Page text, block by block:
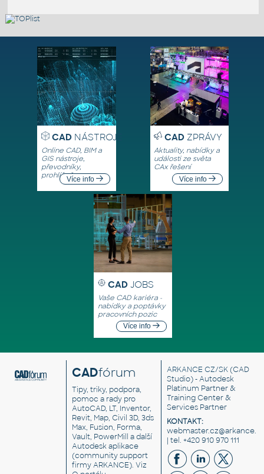
CADNÁSTROJE
Online CAD, BIM a
GIS nástroje,
převodníky,
prohlížečeVíce info
CADZPRÁVY
Aktuality, nabídky a
události ze světa
CAx řešení
Více info
CAD JOBS
Vaše CAD kariéra -
nabídky a poptávky
pracovních pozic
Více info
CADfórum
Tipy, triky, podpora,
pomoc a rady pro
AutoCAD, LT, Inventor,
Revit, Map, Civil 3D, 3ds
Max, Fusion, Forma,
Vault, PowerMill a další
Autodesk aplikace
(community support
firmy ARKANCE). Viz
ARKANCE CZ/SK(CAD
Studio) - Autodesk
Platinum Partner &
Training Center &
Services Partner
KONTAKT:
| tel. +420 910 970 111